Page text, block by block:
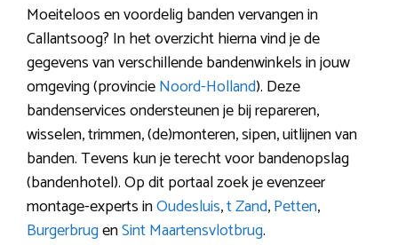
Moeiteloos en voordelig banden vervangen in
Callantsoog? In het overzicht hierna vind je de
gegevens van verschillende bandenwinkels in jouw
omgeving (provincieNoord-Holland). Deze
bandenservices ondersteunen je bij repareren,
wisselen, trimmen, (de)monteren, sipen, uitlijnen van
banden. Tevens kun je terecht voor bandenopslag
(bandenhotel). Op dit portaal zoek je evenzeer
montage-experts inOudesluis,t Zand,Petten,
BurgerbrugenSint Maartensvlotbrug.